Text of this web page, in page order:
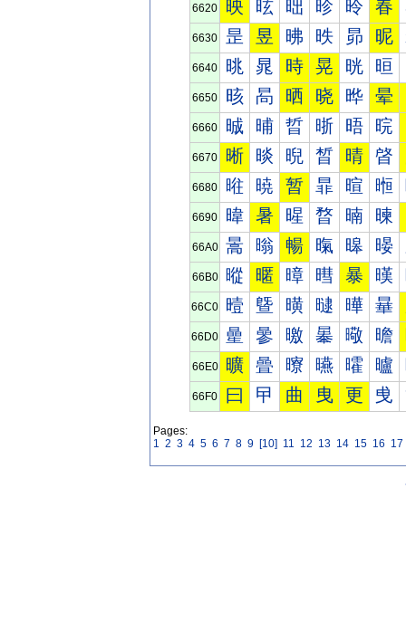
6620 映 昡 昢 昣 昤 春
6630 昰 昱 昲 昳 昴 昵
6640 晀 晁 時 晃 晄 晅
6650 晐 晑 晒 晓 晔 晕
6660 晠 晡 晢 晣 晤 晥
6670 晰 晱 晲 晳 晴 晵
6680 暀 暁 暂 暃 暄 暅
6690 暐 暑 暒 暓 暔 暕
66A0 暠 暡 暢 暣 暤 暥
66B0 暰 暱 暲 暳 暴 暵
66C0 曀 曁 曂 曃 曄 曅
66D0 曐 曑 曒 曓 曔 曕
66E0 曠 曡 曢 曣 曤 曥
66F0 曰 曱 曲 曳 更 曵
Pages:
1 2 3 4 5 6 7 8 9 [10] 11 12 13 14 15 16 17